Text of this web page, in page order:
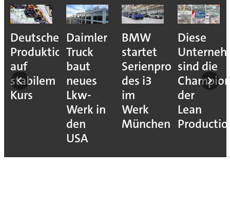
Deutsche
Produktion
auf
stabilem
Kurs
Daimler
Truck
baut
neues
Lkw-
Werk in
den
USA
BMW
startet
Serienproduktion
des i3
im
Werk
München
Diese
sind die
der
Lean